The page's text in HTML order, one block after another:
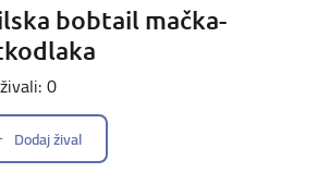
bobtail mačka-
0
Dodaj žival